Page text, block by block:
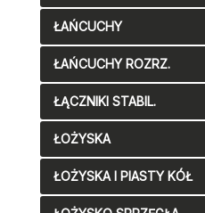
ŁAŃCUCHY
ŁAŃCUCHY ROZRZ.
ŁĄCZNIKI STABIL.
ŁOŻYSKA
ŁOŻYSKA I PIASTY KÓŁ